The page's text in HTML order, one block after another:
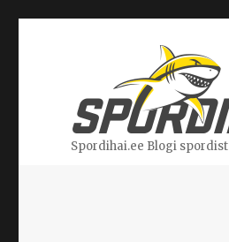
Spordihai.ee Blogi spordist